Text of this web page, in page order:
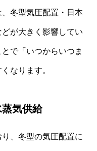
冬型気圧配置・日本
が大きく影響してい
で「いつからいつま
なります。
気供給
、冬型の気圧配置に